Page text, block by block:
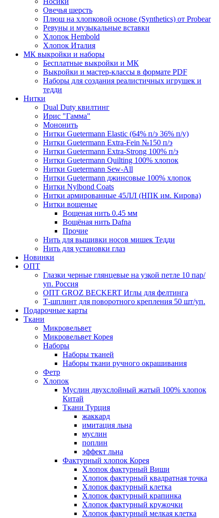
Овечья шерсть
Плюш на хлопковой основе (Synthetics) от Probear
Ревуны и музыкальные вставки
Хлопок Hembold
Хлопок Италия
МК выкройки и наборы
Бесплатные выкройки и МК
Выкройки и мастер-классы в формате PDF
Наборы для создания реалистичных игрушек и
тедди
Нитки
Dual Duty квилтинг
Ирис "Гамма"
Мононить
Нитки Guetermann Elastic (64% п/э 36% п/у)
Нитки Guetermann Extra-Fein №150 п/э
Нитки Guetermann Extra-Strong 100% п/э
Нитки Guetermann Quilting 100% хлопок
Нитки Guetermann Sew-All
Нитки Guetermann джинсовые 100% хлопок
Нитки Nylbond Coats
Нитки армированные 45ЛЛ (НПК им. Кирова)
Нитки вощеные
Вощеная нить 0.45 мм
Вощёная нить Dafna
Прочие
Нить для вышивки носов мишек Тедди
Нить для установки глаз
Новинки
ОПТ
Глазки черные глянцевые на узкой петле 10 пар/
уп. Россия
ОПТ GROZ BECKERT Иглы для фелтинга
Т-шплинт для поворотного крепления 50 шт/уп.
Подарочные карты
Ткани
Микровельвет
Микровельвет Корея
Наборы
Наборы тканей
Наборы ткани ручного окрашивания
Фетр
Хлопок
Муслин двухслойный жатый 100% хлопок
Китай
Ткани Турция
жаккард
имитация льна
муслин
поплин
эффект льна
Фактурный хлопок Корея
Хлопок фактурный Виши
Хлопок фактурный квадратная точка
Хлопок фактурный клетка
Хлопок фактурный крапинка
Хлопок фактурный кружочки
Хлопок фактурный мелкая клетка